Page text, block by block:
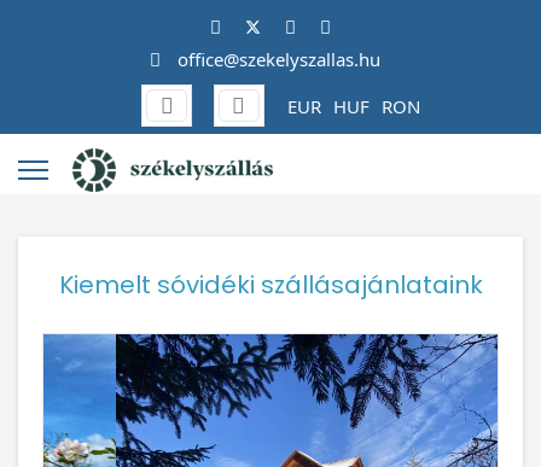
office@szekelyszallas.hu
EUR HUF RON
Kiemelt sóvidéki szállásajánlataink